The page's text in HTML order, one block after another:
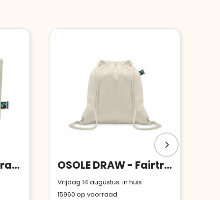
OSOLE COS - Fairtrade toilettas 180 gr/m² OSOLE DRAW - Fairtrade rugzakje met koord
Vrijdag 14 augustus in huis
15960 op voorraad